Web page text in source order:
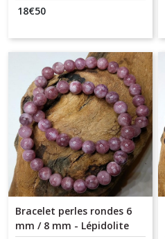
18€50
Bracelet perles rondes 6
mm / 8 mm - Lépidolite